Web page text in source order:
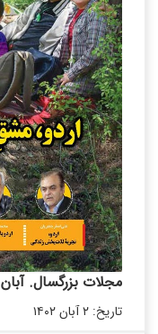
مجلات بزرگسال. آبان ۱۴۰۲
تاریخ: ۲ آبان ۱۴۰۲